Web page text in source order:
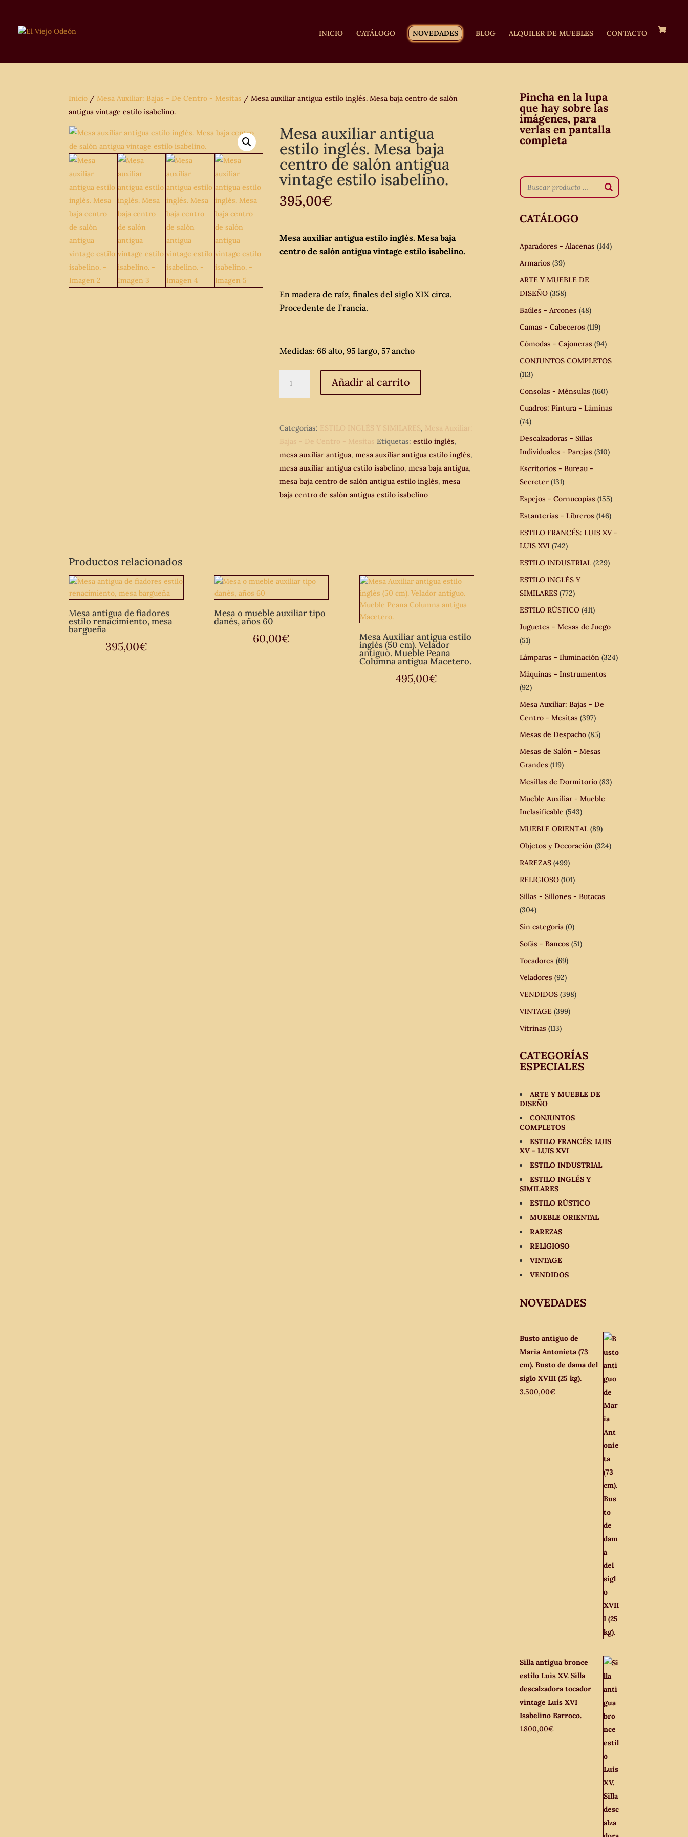
INICIO CATÁLOGO NOVEDADES BLOG ALQUILER DE MUEBLES CONTACTO
Inicio / Mesa Auxiliar: Bajas - De Centro - Mesitas / Mesa auxiliar antigua estilo inglés. Mesa baja centro de salón
antigua vintage estilo isabelino.
Mesa auxiliar antigua
estilo inglés. Mesa baja
centro de salón antigua
vintage estilo isabelino.
395,00€
Mesa auxiliar antigua estilo inglés. Mesa baja
centro de salón antigua vintage estilo isabelino.
En madera de raíz, finales del siglo XIX circa.
Procedente de Francia.
Medidas: 66 alto, 95 largo, 57 ancho
auxiliar
estilo
inglés.
Mesa
baja
centro
de
salón
Añadir al carrito
Categorías: ESTILO INGLÉS Y SIMILARES, Mesa Auxiliar:
Bajas - De Centro - Mesitas Etiquetas:estilo inglés,
mesa auxiliar antigua,mesa auxiliar antigua estilo inglés,
mesa auxiliar antigua estilo isabelino,mesa baja antigua,
mesa baja centro de salón antigua estilo inglés,mesa
baja centro de salón antigua estilo isabelino
Productos relacionados
Mesa antigua de fiadores
estilo renacimiento, mesa
bargueña
395,00€
Mesa o mueble auxiliar tipo
danés, años 60
60,00€ Mesa Auxiliar antigua estilo
inglés (50 cm). Velador
antiguo. Mueble Peana
Columna antigua Macetero.
495,00€
Pincha en la lupa
que hay sobre las
imágenes, para
verlas en pantalla
completa
CATÁLOGO
Aparadores - Alacenas (144)
Armarios (39)
ARTE Y MUEBLE DE
DISEÑO (358)
Baúles - Arcones (48)
Camas - Cabeceros (119)
Cómodas - Cajoneras (94)
CONJUNTOS COMPLETOS
(113)
Consolas - Ménsulas (160)
Cuadros: Pintura - Láminas
(74)
Descalzadoras - Sillas
Individuales - Parejas (310)
Escritorios - Bureau -
Secreter (131)
Espejos - Cornucopias (155)
Estanterías - Libreros (146)
ESTILO FRANCÉS: LUIS XV -
LUIS XVI (742)
ESTILO INDUSTRIAL (229)
ESTILO INGLÉS Y
SIMILARES (772)
ESTILO RÚSTICO (411)
Juguetes - Mesas de Juego
(51)
Lámparas - Iluminación (324)
Máquinas - Instrumentos
(92)
Mesa Auxiliar: Bajas - De
Centro - Mesitas (397)
Mesas de Despacho (85)
Mesas de Salón - Mesas
Grandes (119)
Mesillas de Dormitorio (83)
Mueble Auxiliar - Mueble
Inclasificable (543)
MUEBLE ORIENTAL (89)
Objetos y Decoración (324)
RAREZAS (499)
RELIGIOSO (101)
Sillas - Sillones - Butacas
(304)
Sin categoría (0)
Sofás - Bancos (51)
Tocadores (69)
Veladores (92)
VENDIDOS (398)
VINTAGE (399)
Vitrinas (113)
CATEGORÍAS
ESPECIALES
ARTE Y MUEBLE DE
DISEÑO
CONJUNTOS
COMPLETOS
ESTILO FRANCÉS: LUIS
XV - LUIS XVI
ESTILO INDUSTRIAL
ESTILO INGLÉS Y
SIMILARES
ESTILO RÚSTICO
MUEBLE ORIENTAL
RAREZAS
RELIGIOSO
VINTAGE
VENDIDOS
NOVEDADES
Busto antiguo de
María Antonieta (73
cm). Busto de dama del
siglo XVIII (25 kg).
3.500,00€
Silla antigua bronce
estilo Luis XV. Silla
descalzadora tocador
vintage Luis XVI
Isabelino Barroco.
1.800,00€